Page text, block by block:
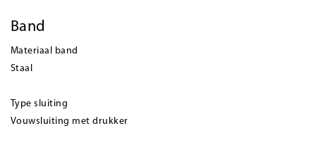
Band
Materiaal band
Staal
Type sluiting
Vouwsluiting met drukker